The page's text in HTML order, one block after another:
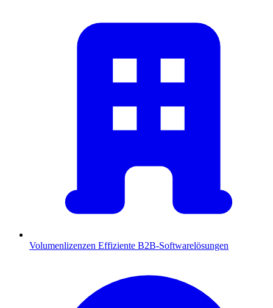
Volumenlizenzen Effiziente B2B-Softwarelösungen